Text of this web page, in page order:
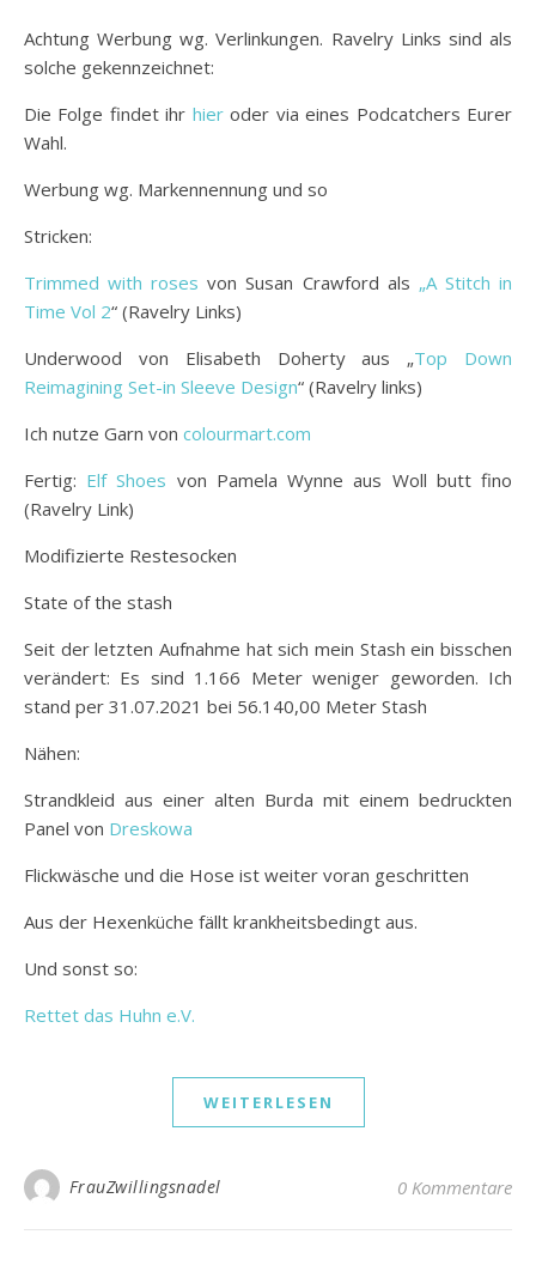
Achtung Werbung wg. Verlinkungen. Ravelry Links sind als
solche gekennzeichnet:
Die Folge findet ihr hieroder via eines Podcatchers Eurer
Wahl.
Werbung wg. Markennennung und so
Stricken:
Trimmed with roses von Susan Crawford als „A Stitch in
Time Vol 2“ (Ravelry Links)
Underwood von Elisabeth Doherty aus „Top Down
Reimagining Set-in Sleeve Design“ (Ravelry links)
Ich nutze Garn von colourmart.com
Fertig: Elf Shoes von Pamela Wynne aus Woll butt fino
(Ravelry Link)
Modifizierte Restesocken
State of the stash
Seit der letzten Aufnahme hat sich mein Stash ein bisschen
verändert: Es sind 1.166 Meter weniger geworden. Ich
stand per 31.07.2021 bei 56.140,00 Meter Stash
Nähen:
Strandkleid aus einer alten Burda mit einem bedruckten
Panel von Dreskowa
Flickwäsche und die Hose ist weiter voran geschritten
Aus der Hexenküche fällt krankheitsbedingt aus.
Und sonst so:
Rettet das Huhn e.V.
WEITERLESEN
FrauZwillingsnadel 0 Kommentare